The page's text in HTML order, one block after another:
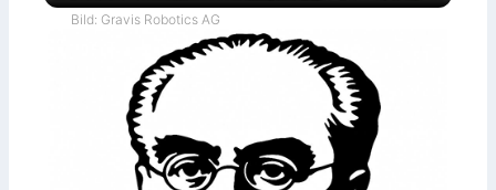
Bild: Gravis Robotics AG